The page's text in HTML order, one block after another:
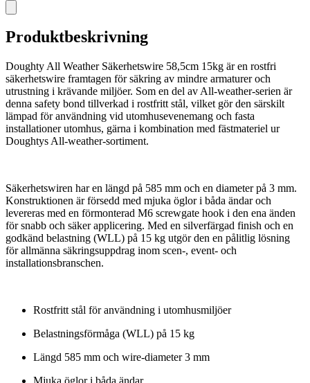
Produktbeskrivning
Doughty All Weather Säkerhetswire 58,5cm 15kg är en rostfri
säkerhetswire framtagen för säkring av mindre armaturer och
utrustning i krävande miljöer. Som en del av All-weather-serien är
denna safety bond tillverkad i rostfritt stål, vilket gör den särskilt
lämpad för användning vid utomhusevenemang och fasta
installationer utomhus, gärna i kombination med fästmateriel ur
Doughtys All-weather-sortiment.
Säkerhetswiren har en längd på 585 mm och en diameter på 3 mm.
Konstruktionen är försedd med mjuka öglor i båda ändar och
levereras med en förmonterad M6 screwgate hook i den ena änden
för snabb och säker applicering. Med en silverfärgad finish och en
godkänd belastning (WLL) på 15 kg utgör den en pålitlig lösning
för allmänna säkringsuppdrag inom scen-, event- och
installationsbranschen.
Rostfritt stål för användning i utomhusmiljöer
Belastningsförmåga (WLL) på 15 kg
Längd 585 mm och wire-diameter 3 mm